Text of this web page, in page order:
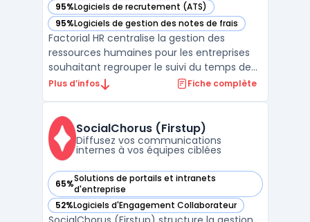
95%Logiciels de recrutement (ATS)
— voir Factorial dans cette catégorie
95%Logiciels de gestion des notes de frais
— voir Factorial dans cette catégorie
Factorial HR centralise la gestion des
ressources humaines pour les entreprises
souhaitant regrouper le suivi du temps de
travail, des absences, de la paie, du
l'accès aux dossiers des collaborateurs, la
gestion docum ...
Plus d’infos Fiche complète
SocialChorus (Firstup)
Diffusez vos communications
internes à vos équipes ciblées
65%Solutions de portails et intranets
d'entreprise
— voir SocialChorus (Firstup) dans cette catégorie
52%Logiciels d'Engagement Collaborateur
— voir SocialChorus (Firstup) dans cette catégorie